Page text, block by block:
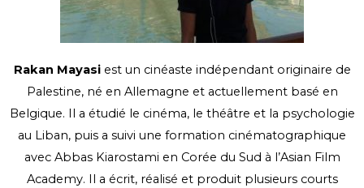
Rakan Mayasiest un cinéaste indépendant originaire de
Palestine, né en Allemagne et actuellement basé en
Belgique. Il a étudié le cinéma, le théâtre et la psychologie
au Liban, puis a suivi une formation cinématographique
avec Abbas Kiarostami en Corée du Sud à l’Asian Film
Academy. Il a écrit, réalisé et produit plusieurs courts